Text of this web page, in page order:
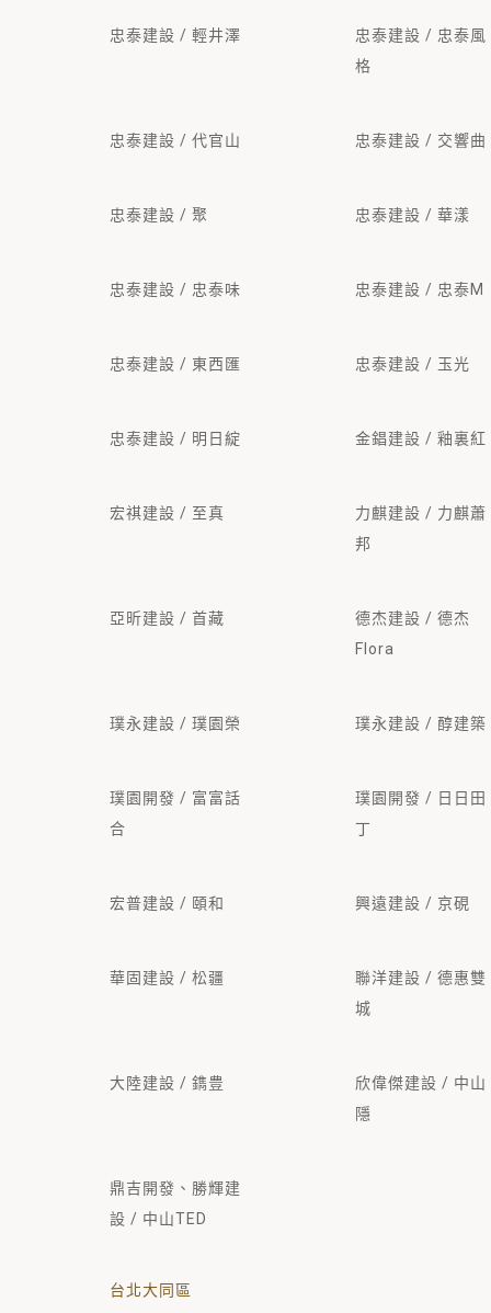
忠泰建設 / 輕井澤
忠泰建設 / 忠泰風
格
忠泰建設 / 代官山 忠泰建設 / 交響曲
忠泰建設 / 聚 忠泰建設 / 華漾
忠泰建設 / 忠泰味 忠泰建設 / 忠泰M
忠泰建設 / 東西匯 忠泰建設 / 玉光
忠泰建設 / 明日綻 金錩建設 / 釉裏紅
宏祺建設 / 至真
力麒建設 / 力麒蕭
邦
亞昕建設 / 首藏
德杰建設 / 德杰
Flora
璞永建設 / 璞園榮 璞永建設 / 醇建築
璞園開發 / 富富話
合
璞園開發 / 日日田
丁
宏普建設 / 頤和 興遠建設 / 京硯
華固建設 / 松疆
聯洋建設 / 德惠雙
城
大陸建設 / 鐫豊
欣偉傑建設 / 中山
隱
鼎吉開發、勝輝建
設 / 中山TED
台北大同區